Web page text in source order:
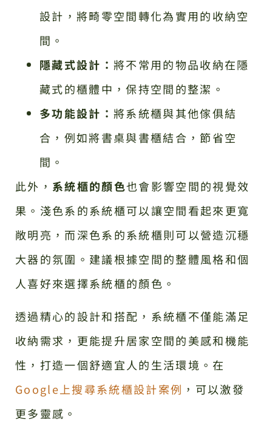
設計，將畸零空間轉化為實用的收納空
間。
隱藏式設計：將不常用的物品收納在隱
藏式的櫃體中，保持空間的整潔。
多功能設計：將系統櫃與其他傢俱結
合，例如將書桌與書櫃結合，節省空
間。
此外， 系統櫃的顏色也會影響空間的視覺效
果。淺色系的系統櫃可以讓空間看起來更寬
敞明亮，而深色系的系統櫃則可以營造沉穩
大器的氛圍。建議根據空間的整體風格和個
人喜好來選擇系統櫃的顏色。
透過精心的設計和搭配，系統櫃不僅能滿足
收納需求，更能提升居家空間的美感和機能
性，打造一個舒適宜人的生活環境。在
Google上搜尋系統櫃設計案例 ，可以激發
更多靈感。